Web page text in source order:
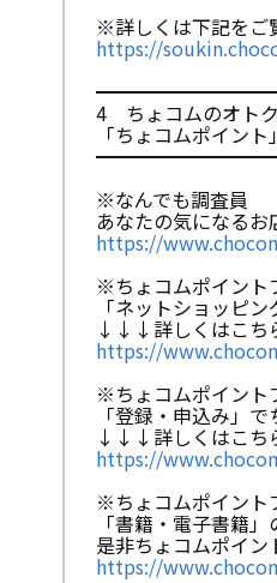
※詳しくは下記をご
https://
4 ちょコムのオト
「ちょコムポイン
※なんでも調査員
あなたの気になるお
https://
※ちょコムポイント
「ネットショッピ
↓↓↓詳しくはこ
https://
※ちょコムポイント
「登録・申込み」
↓↓↓詳しくはこ
https://
※ちょコムポイント
「書籍・電子書籍
是非ちょコムポイ
https://